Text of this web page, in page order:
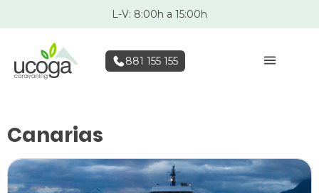
L-V: 8:00h a 15:00h
881 155 155
Canarias